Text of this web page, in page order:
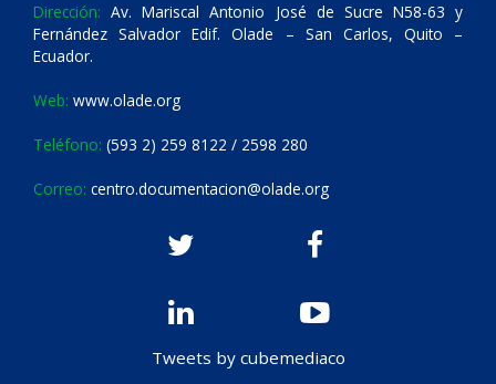
Dirección: Av. Mariscal Antonio José de Sucre N58-63 y
Fernández Salvador Edif. Olade – San Carlos, Quito –
Ecuador.
Web: www.olade.org
Teléfono: (593 2) 259 8122 / 2598 280
Correo: centro.documentacion@olade.org
Tweets by cubemediaco